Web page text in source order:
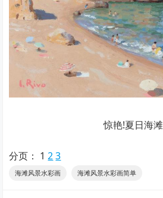
惊艳!夏日海滩
分页： 1 2 3
海滩风景水彩画 海滩风景水彩画简单